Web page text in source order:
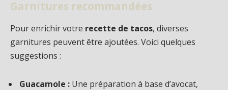
Garnitures recommandées
Pour enrichir votre recette de tacos, diverses
garnitures peuvent être ajoutées. Voici quelques
suggestions :
Guacamole : Une préparation à base d’avocat,